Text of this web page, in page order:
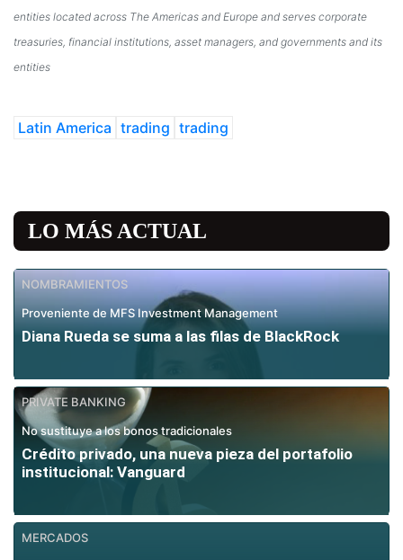
entities located across The Americas and Europe and serves corporate
treasuries, financial institutions, asset managers, and governments and its
entities
Latin America trading trading
LO MÁS ACTUAL
NOMBRAMIENTOS
Proveniente de MFS Investment Management
Diana Rueda se suma a las filas de BlackRock
PRIVATE BANKING
No sustituye a los bonos tradicionales
Crédito privado, una nueva pieza del portafolio
institucional: Vanguard
MERCADOS